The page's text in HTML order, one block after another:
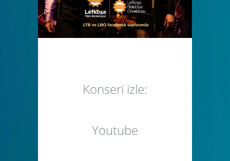
Konseri izle:
Youtube